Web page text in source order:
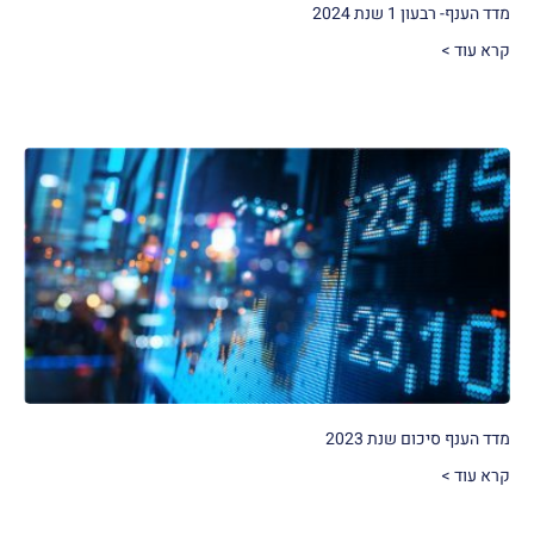
מדד הענף- רבעון 1 שנת 2024
קרא עוד >
מדד הענף סיכום שנת 2023
קרא עוד >